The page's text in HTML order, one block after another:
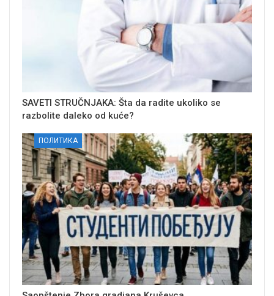
SAVETI STRUČNJAKA: Šta da radite ukoliko se
razbolite daleko od kuće?
ПОЛИТИКА